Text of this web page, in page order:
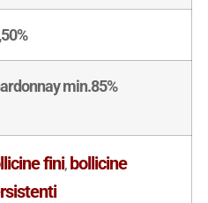
min.85%
fini,bollicine